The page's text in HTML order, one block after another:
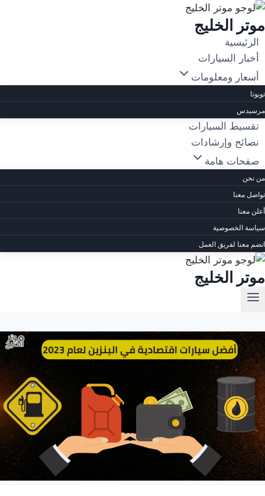
التجاوز
إلى
المحتوى
موتر الخليج
الرئيسية
أخبار السيارات
أسعار ومعلومات
تويوتا
مرسيدس
تقسيط السيارات
نصائح وإرشادات
صفحات هامة
من نحن
تواصل معنا
أعلن معنا
سياسة الخصوصية
انضم معنا لفريق العمل
موتر الخليج